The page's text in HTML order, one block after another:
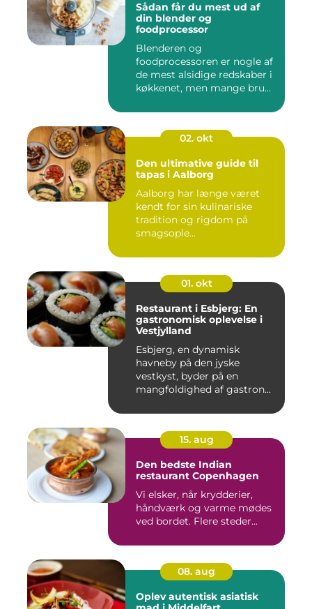
Sådan får du mest ud af
din blender og
foodprocessor
Blenderen og
foodprocessoren er nogle af
de mest alsidige redskaber i
køkkenet, men mange bru...
02. okt
Den ultimative guide til
tapas i Aalborg
Aalborg har længe været
kendt for sin kulinariske
tradition og rigdom på
smagsople...
01. okt
Restaurant i Esbjerg: En
gastronomisk oplevelse i
Vestjylland
Esbjerg, en dynamisk
havneby på den jyske
vestkyst, byder på en
mangfoldighed af gastron...
15. aug
Den bedste Indian
restaurant Copenhagen
Vi elsker, når krydderier,
håndværk og varme mødes
ved bordet. Flere steder...
08. aug
Oplev autentisk asiatisk